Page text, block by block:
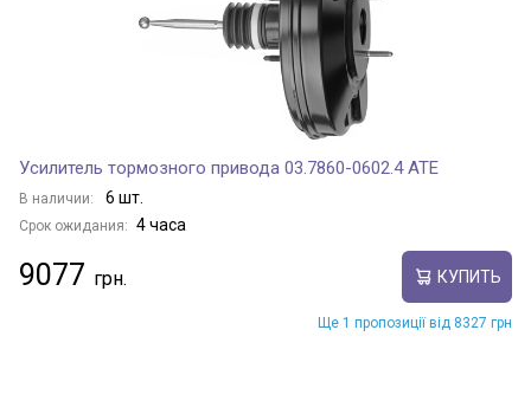
Усилитель тормозного привода 03.7860-0602.4 ATE
В наличии: 6 шт.
Срок ожидания: 4 часа
9077 КУПИТЬ
Ще 1 пропозиції від 8327 грн